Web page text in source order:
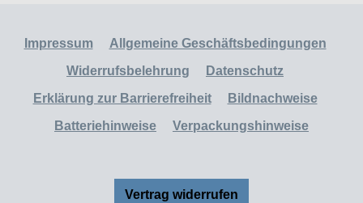
Impressum
Allgemeine Geschäftsbedingungen
Widerrufsbelehrung
Datenschutz
Erklärung zur Barrierefreiheit
Bildnachweise
Batteriehinweise
Verpackungshinweise
Vertrag widerrufen